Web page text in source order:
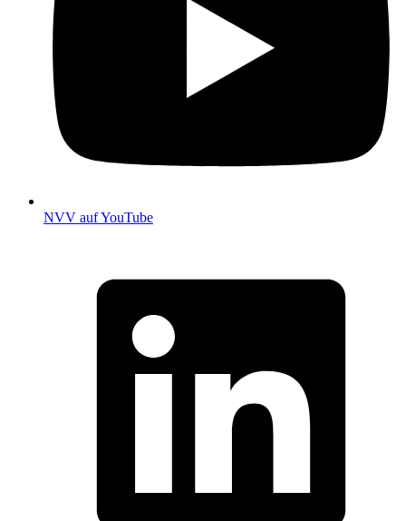
NVV auf YouTube